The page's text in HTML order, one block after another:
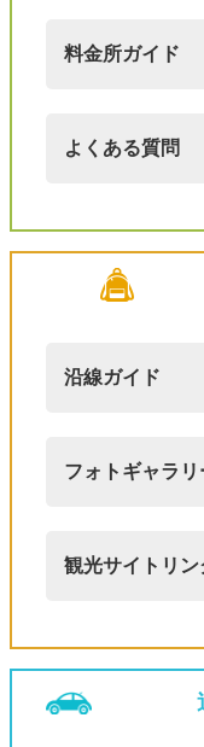
料金所ガイド
よくある質問
沿線ガイド
フォトギャラリ
観光サイトリン